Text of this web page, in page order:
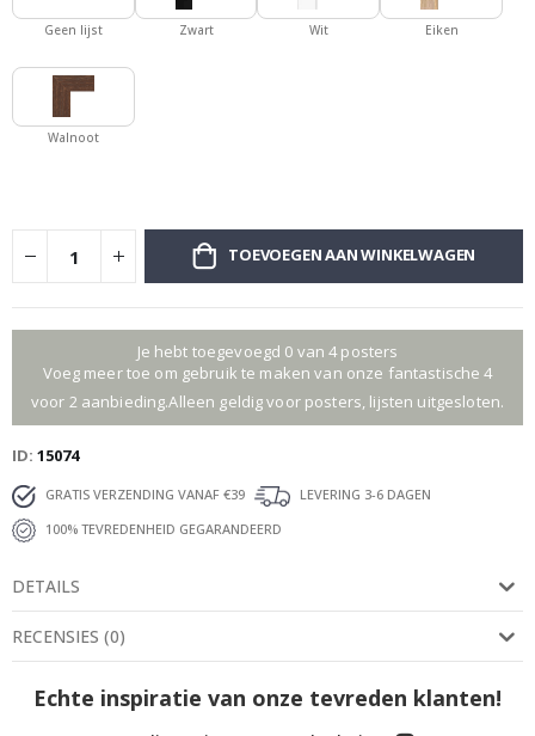
Geen lijst Zwart Wit Eiken
Walnoot
TOEVOEGEN AAN WINKELWAGEN
Je hebt toegevoegd 0 van 4 posters
Voeg meer toe om gebruik te maken van onze fantastische 4
voor 2 aanbieding.Alleen geldig voor posters, lijsten uitgesloten.
ID 15074
GRATIS VERZENDING VANAF €39
LEVERING 3-6 DAGEN
100% TEVREDENHEID GEGARANDEERD
DETAILS
RECENSIES (0)
Echte inspiratie van onze tevreden klanten!